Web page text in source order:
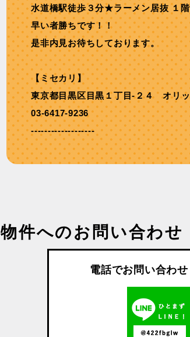
⽔道橋駅徒歩３分★ラーメン居抜 １
早い者勝ちです！！
是非内見お待ちしております。
【ミセカリ】
東京都目黒区目黒１丁目-２４ オリ
03-6417-9236
-------------------
物件へのお問い合わせ
電話でお問い合わせ